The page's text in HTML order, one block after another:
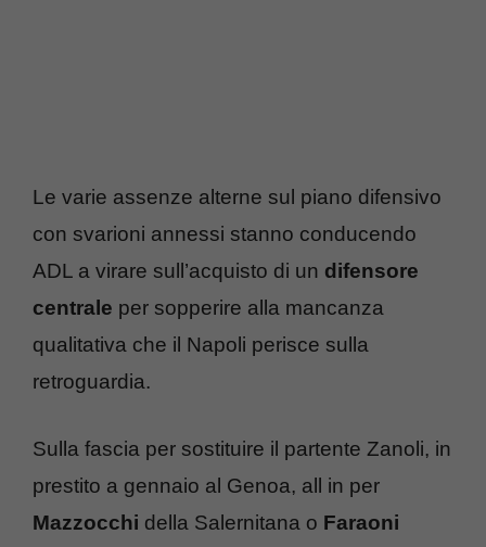
Le varie assenze alterne sul piano difensivo
con svarioni annessi stanno conducendo
ADL a virare sull’acquisto di un difensore
centrale per sopperire alla mancanza
qualitativa che il Napoli perisce sulla
retroguardia.
Sulla fascia per sostituire il partente Zanoli, in
prestito a gennaio al Genoa, all in per
Mazzocchi della Salernitana o Faraoni